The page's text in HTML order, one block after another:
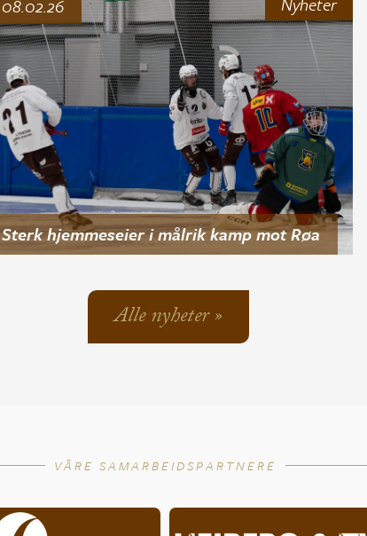
Sterk hjemmeseier i målrik kamp mot Røa
08.02.26
Alle nyheter »
VÅRE SAMARBEIDSPARTNERE